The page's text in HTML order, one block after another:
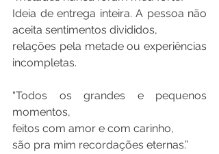
Ideia de entrega inteira. A pessoa não
aceita sentimentos divididos,
relações pela metade ou experiências
incompletas.
“Todos os grandes e pequenos
momentos,
feitos com amor e com carinho,
são pra mim recordações eternas.”